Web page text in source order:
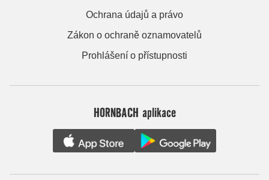
Ochrana údajů a právo
Zákon o ochraně oznamovatelů
Prohlášení o přístupnosti
HORNBACH aplikace